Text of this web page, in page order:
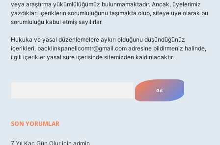
veya araştırma yükümlülüğümüz bulunmamaktadır. Ancak, üyelerimiz
yazdıkları içeriklerin sorumluluğunu taşımakta olup, siteye üye olarak bu
sorumluluğu kabul etmiş sayılırlar.
Hukuka ve yasal düzenlemelere aykırı olduğunu düşündüğünüz
içerikleri, backlinkpanelicomtr@gmail.com adresine bildirmeniz halinde,
ilgili içerikler yasal süre içerisinde sitemizden kaldırılacaktır.
SON YORUMLAR
7 Yıl Kaç Gün Olur için admin